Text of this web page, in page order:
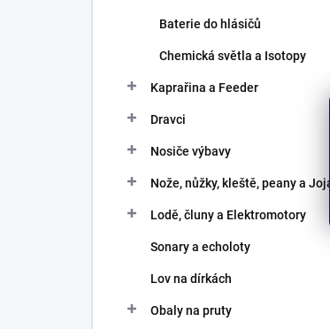
Baterie do hlásičů
Chemická světla a Isotopy
Kaprařina a Feeder
Dravci
Nosiče výbavy
Nože, nůžky, kleště, peany a Joja
Lodě, čluny a Elektromotory
Sonary a echoloty
Lov na dírkách
Obaly na pruty